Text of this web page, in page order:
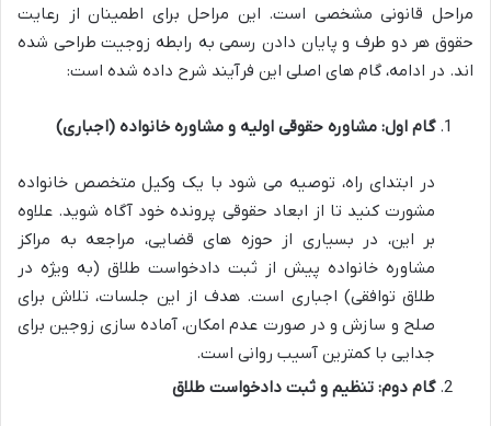
مراحل قانونی مشخصی است. این مراحل برای اطمینان از رعایت
حقوق هر دو طرف و پایان دادن رسمی به رابطه زوجیت طراحی شده
اند. در ادامه، گام های اصلی این فرآیند شرح داده شده است:
گام اول: مشاوره حقوقی اولیه و مشاوره خانواده (اجباری)
در ابتدای راه، توصیه می شود با یک وکیل متخصص خانواده
مشورت کنید تا از ابعاد حقوقی پرونده خود آگاه شوید. علاوه
بر این، در بسیاری از حوزه های قضایی، مراجعه به مراکز
مشاوره خانواده پیش از ثبت دادخواست طلاق (به ویژه در
طلاق توافقی) اجباری است. هدف از این جلسات، تلاش برای
صلح و سازش و در صورت عدم امکان، آماده سازی زوجین برای
جدایی با کمترین آسیب روانی است.
گام دوم: تنظیم و ثبت دادخواست طلاق